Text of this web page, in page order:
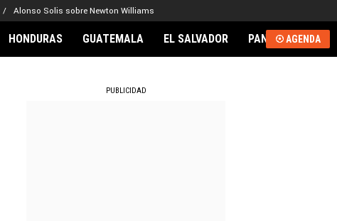
Alonso Solis sobre Newton Williams
HONDURAS GUATEMALA EL SALVADOR PANAMÁAGENDA
PUBLICIDAD